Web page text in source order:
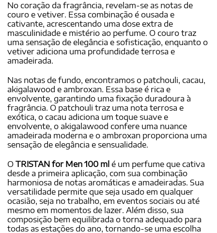
No coração da fragrância, revelam-se as notas de
couro e vetiver. Essa combinação é ousada e
cativante, acrescentando uma dose extra de
masculinidade e mistério ao perfume. O couro traz
uma sensação de elegância e sofisticação, enquanto o
vetiver adiciona uma profundidade terrosa e
amadeirada.
Nas notas de fundo, encontramos o patchouli, cacau,
akigalawood e ambroxan. Essa base é rica e
envolvente, garantindo uma fixação duradoura à
fragrância. O patchouli traz uma nota terrosa e
exótica, o cacau adiciona um toque suave e
envolvente, o akigalawood confere uma nuance
amadeirada moderna e o ambroxan proporciona uma
sensação de elegância e sensualidade.
O TRISTAN for Men 100 ml é um perfume que cativa
desde a primeira aplicação, com sua combinação
harmoniosa de notas aromáticas e amadeiradas. Sua
versatilidade permite que seja usado em qualquer
ocasião, seja no trabalho, em eventos sociais ou até
mesmo em momentos de lazer. Além disso, sua
composição bem equilibrada o torna adequado para
todas as estações do ano, tornando-se uma escolha